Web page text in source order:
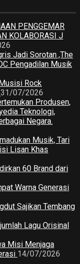
PENGGEMAR
KOLABORASI J
Jadi Sorotan ,The
Pengadilan Musik
Rock
31/07/2026
Produsen,
Teknologi,
Negara.
Musik, Tari
Lisan Khas
60 Brand dari
Warna Generasi
Sajikan Tembang
Lagu Orisinal
Misi Menjaga
14/07/2026